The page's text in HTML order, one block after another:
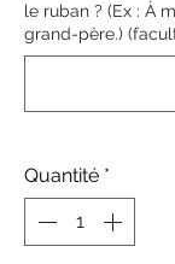
le ruban ? (Ex : À
grand-père.)
Quantité *